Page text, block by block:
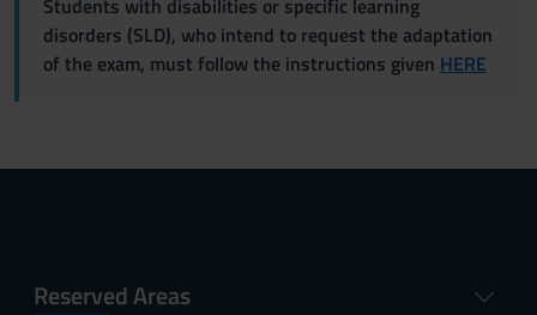
Students with disabilities or specific learning
disorders (SLD), who intend to request the adaptation
of the exam, must follow the instructions given HERE
Reserved Areas